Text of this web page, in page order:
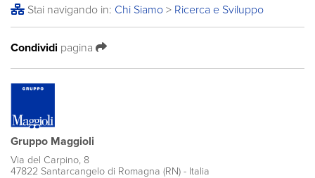
Stai navigando in: Chi Siamo > Ricerca e Sviluppo
Condividi pagina
Gruppo Maggioli
Via del Carpino, 8
47822 Santarcangelo di Romagna (RN) - Italia